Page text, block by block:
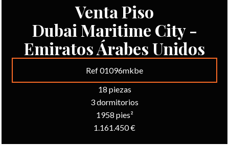
Venta Piso
Dubai Maritime City -
Emiratos Árabes Unidos
Ref 01096mkbe
18 piezas
3 dormitorios
1958 pies²
1.161.450 €